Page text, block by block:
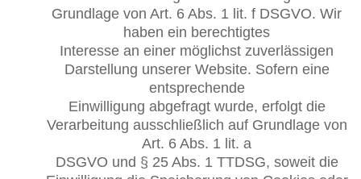
Grundlage von Art. 6 Abs. 1 lit. f DSGVO. Wir
haben ein berechtigtes
Interesse an einer möglichst zuverlässigen
Darstellung unserer Website. Sofern eine
entsprechende
Einwilligung abgefragt wurde, erfolgt die
Verarbeitung ausschließlich auf Grundlage von
Art. 6 Abs. 1 lit. a
DSGVO und § 25 Abs. 1 TTDSG, soweit die